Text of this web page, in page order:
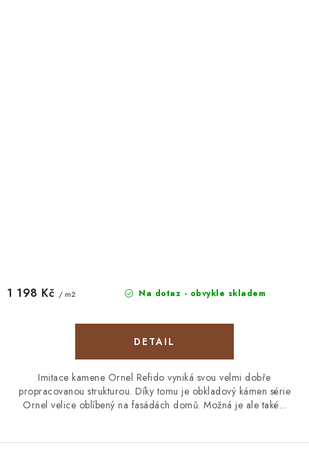
Na dotaz - obvykle skladem
1 198 Kč / m2
Imitace kamene Ornel Refido vyniká svou velmi dobře
propracovanou strukturou. Díky tomu je obkladový kámen série
Ornel velice oblíbený na fasádách domů. Možná je ale také...